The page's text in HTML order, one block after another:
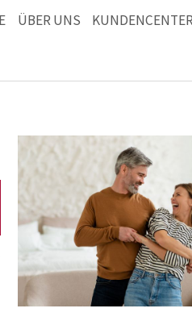
ÜBER UNS